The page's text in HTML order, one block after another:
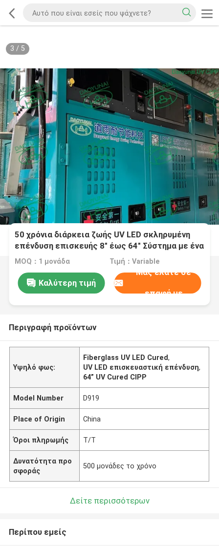
3 / 5
50 χρόνια διάρκεια ζωής UV LED σκληρυμένη
επένδυση επισκευής 8" έως 64" Σύστημα με ένα
έτος εγγύηση
MOQ：1 μονάδα Τιμή：Variable
Καλύτερη τιμή
Μας ελάτε σε
επαφή με
Περιγραφή προϊόντων
Υψηλό φως:
Fiberglass UV LED Cured,
UV LED επισκευαστική επένδυση,
64” UV Cured CIPP
Model Number D919
Place of Origin China
Όροι πληρωμής T/T
Δυνατότητα προ
σφοράς
500 μονάδες το χρόνο
Δείτε περισσότερων
Περίπου εμείς